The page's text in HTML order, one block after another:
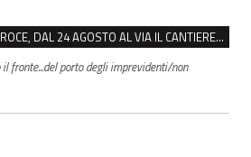
REGGIO. PORTA SANTA CROCE, DAL 24 AGOSTO AL VIA IL CANTIERE PER IL NUOVO COLLETTORE FOGNARIO
fronte...del porto degli imprevidenti/non